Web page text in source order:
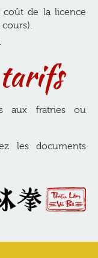
de la licence
aux fratries ou
les documents